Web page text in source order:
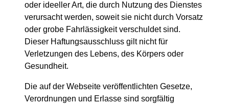
oder ideeller Art, die durch Nutzung des Dienstes
verursacht werden, soweit sie nicht durch Vorsatz
oder grobe Fahrlässigkeit verschuldet sind.
Dieser Haftungsausschluss gilt nicht für
Verletzungen des Lebens, des Körpers oder
Gesundheit.
Die auf der Webseite veröffentlichten Gesetze,
Verordnungen und Erlasse sind sorgfältig